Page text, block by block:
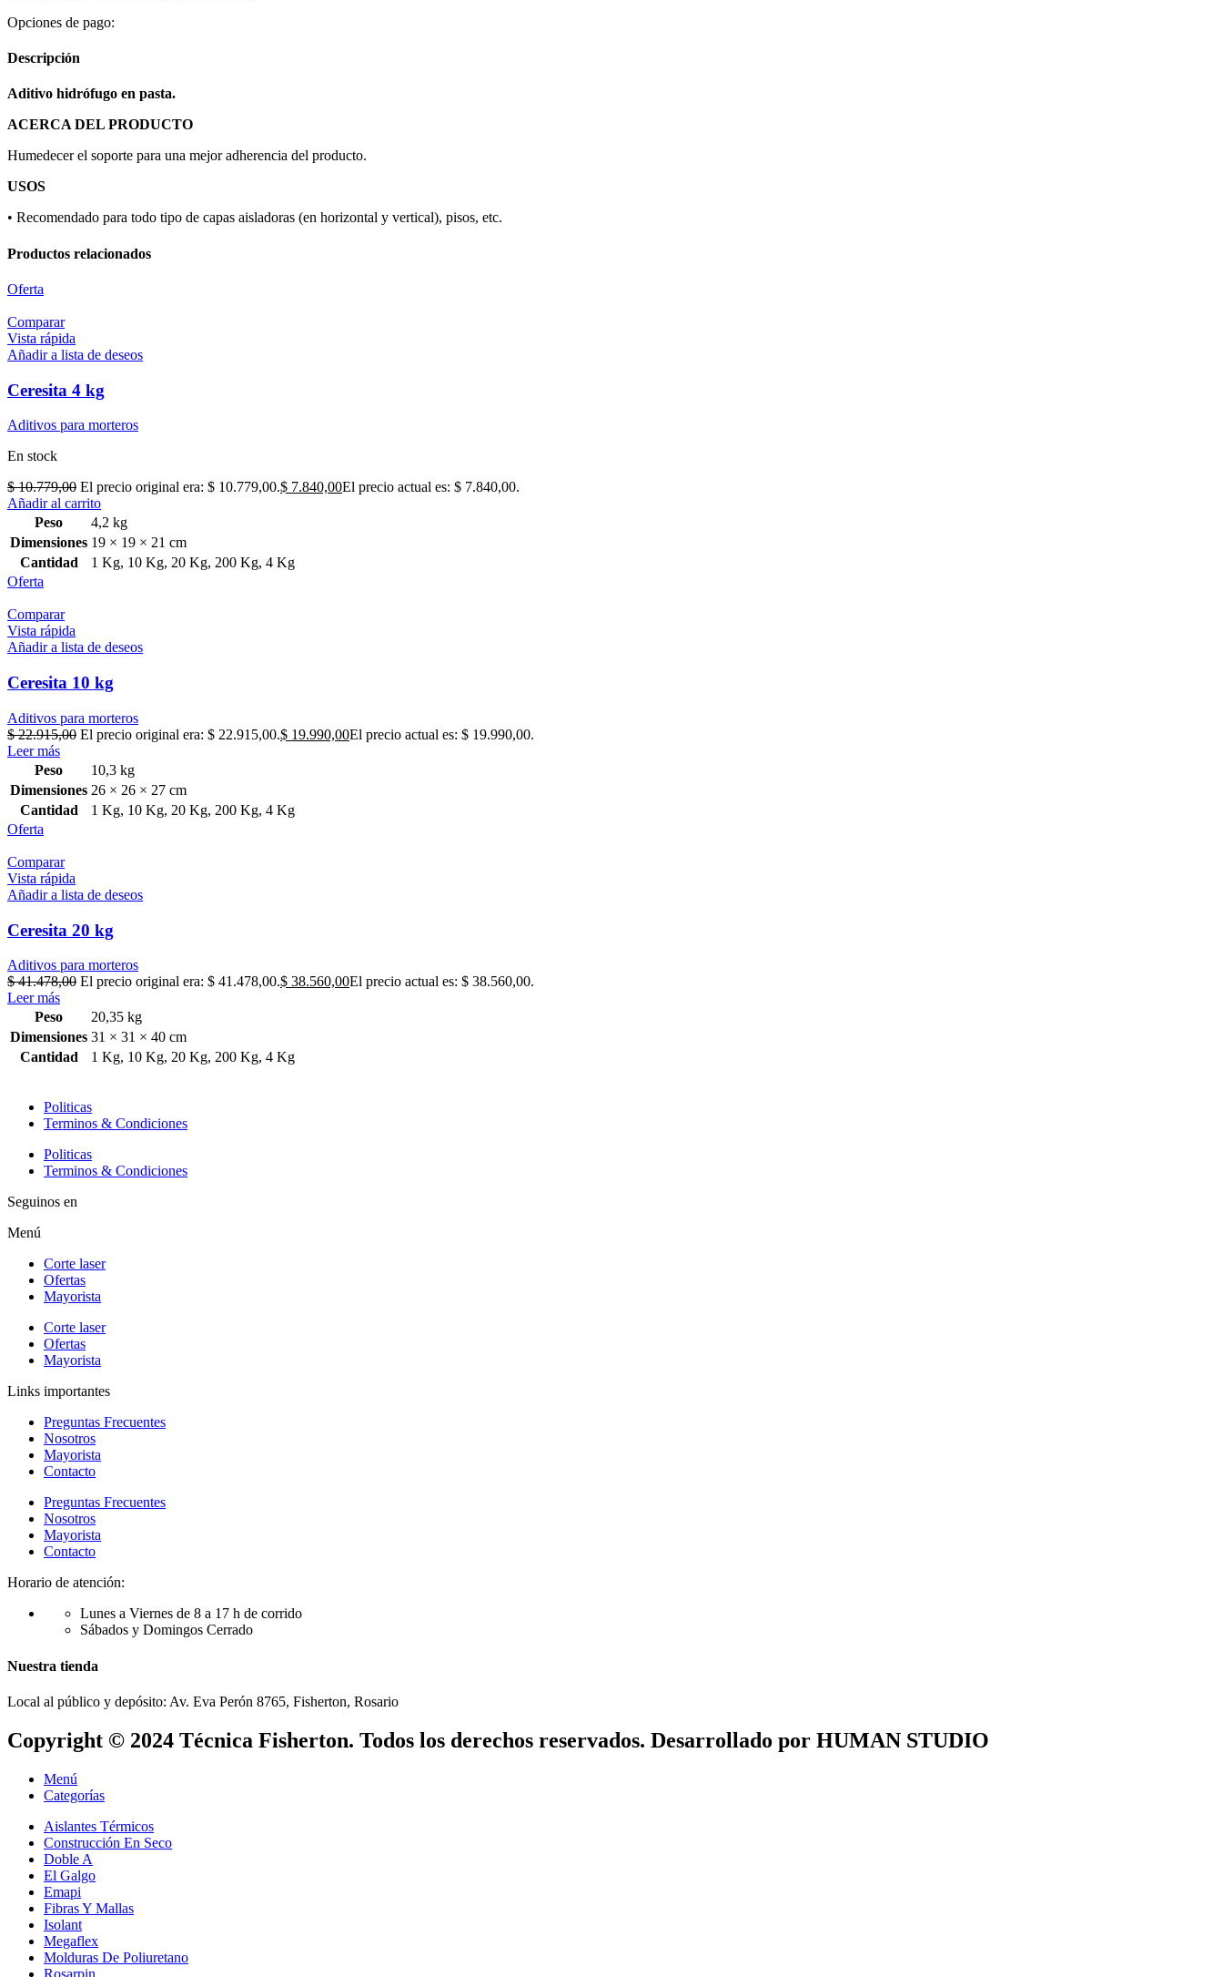
Opciones de pago:
Descripción
Aditivo hidrófugo en pasta.
ACERCA DEL PRODUCTO
Humedecer el soporte para una mejor adherencia del producto.
USOS
• Recomendado para todo tipo de capas aisladoras (en horizontal y vertical), pisos, etc.
Productos relacionados
Oferta
Comparar
Vista rápida
Añadir a lista de deseos
Ceresita 4 kg
Aditivos para morteros
En stock
$10.779,00 El precio original era: $ 10.779,00.$ 7.840,00El precio actual es: $ 7.840,00.
Añadir al carrito
Peso
4,2 kg
Dimensiones 19 × 19 × 21 cm
Cantidad
1 Kg, 10 Kg, 20 Kg, 200 Kg, 4 Kg
Oferta
Comparar
Vista rápida
Añadir a lista de deseos
Ceresita 10 kg
Aditivos para morteros
$22.915,00 El precio original era: $ 22.915,00.$ 19.990,00El precio actual es: $ 19.990,00.
Leer más
Peso
10,3 kg
Dimensiones 26 × 26 × 27 cm
Cantidad
1 Kg, 10 Kg, 20 Kg, 200 Kg, 4 Kg
Oferta
Comparar
Vista rápida
Añadir a lista de deseos
Ceresita 20 kg
Aditivos para morteros
$41.478,00 El precio original era: $ 41.478,00.$ 38.560,00El precio actual es: $ 38.560,00.
Leer más
Peso
20,35 kg
Dimensiones 31 × 31 × 40 cm
Cantidad
1 Kg, 10 Kg, 20 Kg, 200 Kg, 4 Kg
Politicas
Terminos & Condiciones
Politicas
Terminos & Condiciones
Seguinos en
Menú
Corte laser
Ofertas
Mayorista
Corte laser
Ofertas
Mayorista
Links importantes
Preguntas Frecuentes
Nosotros
Mayorista
Contacto
Preguntas Frecuentes
Nosotros
Mayorista
Contacto
Horario de atención:
Lunes a Viernes de 8 a 17 h de corrido
Sábados y Domingos Cerrado
Nuestra tienda
Local al público y depósito: Av. Eva Perón 8765, Fisherton, Rosario
Copyright © 2024 Técnica Fisherton. Todos los derechos reservados. Desarrollado por HUMAN STUDIO
Menú
Categorías
Aislantes Térmicos
Construcción En Seco
Doble A
El Galgo
Emapi
Fibras Y Mallas
Isolant
Megaflex
Molduras De Poliuretano
Rosarpin